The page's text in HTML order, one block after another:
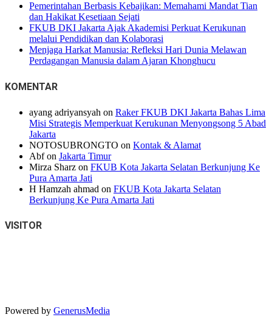
Pemerintahan Berbasis Kebajikan: Memahami Mandat Tian
dan Hakikat Kesetiaan Sejati
FKUB DKI Jakarta Ajak Akademisi Perkuat Kerukunan
melalui Pendidikan dan Kolaborasi
Menjaga Harkat Manusia: Refleksi Hari Dunia Melawan
Perdagangan Manusia dalam Ajaran Khonghucu
KOMENTAR
ayang adriyansyah on Raker FKUB DKI Jakarta Bahas Lima
Misi Strategis Memperkuat Kerukunan Menyongsong 5 Abad
Jakarta
NOTOSUBRONGTO on Kontak & Alamat
Abfon Jakarta Timur
Mirza Sharz on FKUB Kota Jakarta Selatan Berkunjung Ke
Pura Amarta Jati
H Hamzah ahmad on FKUB Kota Jakarta Selatan
Berkunjung Ke Pura Amarta Jati
VISITOR
Powered by GenerusMedia